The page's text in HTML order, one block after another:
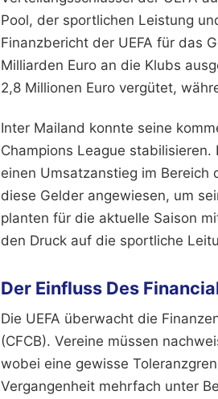
Pool, der sportlichen Leistung
Finanzbericht der UEFA für das
Milliarden Euro an die Klubs
2,8 Millionen Euro vergütet,
Inter Mailand konnte seine
Champions League
einen Umsatzanstieg im Bereich
diese Gelder angewiesen, um
planten für die aktuelle Saison
den Druck auf die sportliche
Der Einfluss Des
Die UEFA überwacht die
(CFCB). Vereine müssen
wobei eine gewisse
Vergangenheit mehrfach unter